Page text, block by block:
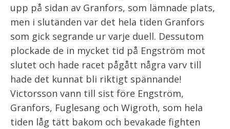
upp på sidan av Granfors, som lämnade plats,
men i slutänden var det hela tiden Granfors
som gick segrande ur varje duell. Dessutom
plockade de in mycket tid på Engström mot
slutet och hade racet pågått några varv till
hade det kunnat bli riktigt spännande!
Victorsson vann till sist före Engström,
Granfors, Fuglesang och Wigroth, som hela
tiden låg tätt bakom och bevakade fighten